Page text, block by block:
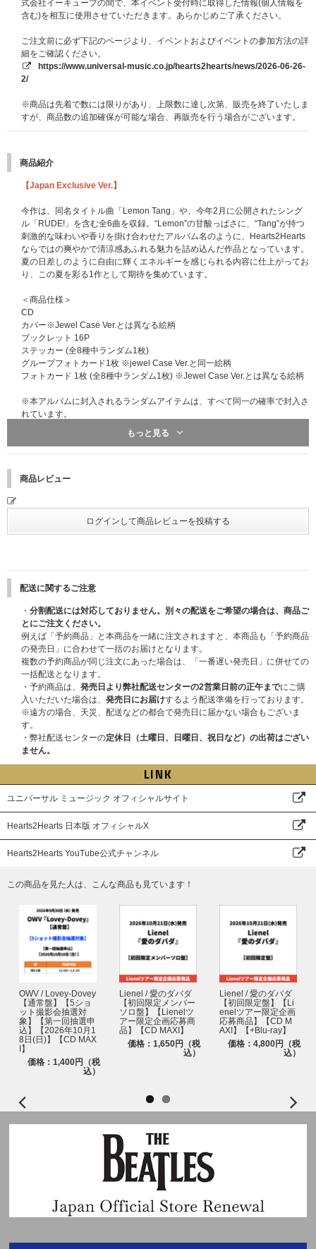
可
・高等専門学校は可
・デジタル学生証は不可
・顔写真付でないものに、ご自身で写真を貼付したものや、貼付したと思わ
れるものは不可
・在学証明書は不可
・学校より顔写真付き学生証・生徒手帳・生徒証明書・身分証明書が発行さ
れない学生＜高校生まで＞に限り、下記2点をお持ちであれば可。その他の
行の身分証明書でも可(在学証明書は不可)
※ただし、生徒氏名記入欄がないものや、記入欄に名前の記入のないものは
不可
・住民票は(世帯全員)が記載されているものに限る。(世帯の一部)は不可、
個人番号記載のものは見えないように保護した上でご提示ください。
※上記『顔写真付きの指定身分証』以外の顔写真付の特殊技術免許証や仮の
運転免許証、社員証、健康保険証などをご持参いただいてもご参加できませ
ん。必ず上記で指定されている【1】～【5】の『顔写真付きの指定身分
証』を1点ご持参ください。
※マイナンバーカードの個人番号等は見えないように保護した上でご提示く
ださい。
※障害者手帳については、氏名、住所、顔写真記載のページをご提示くださ
い。
▼外国籍の方について
※外国籍の方は必ず、明確に本人と確認できる【1】パスポート、【3】特
別永住者証明書または在留カード、【5】マイナンバーカード (※通知カー
ドは不可)を必ずお持ちください。
※上記以外のご本人様確認書類をお持ちいただいても、ご参加いただくこと
はできません。
※身分証の偽造、写真の貼り換えなど不正が発覚した場合は、別日の参加権
利をお持ちでも、当イベントへの参加は一切お断りいたします。また今後開
※顔写真の有無に関係なく、学校より学生証・生徒手帳・生徒証明書・身分
証明書が発行されない学生は、必ず上記で指定されている【1】～【5】の
※主催者が指定する『顔写真付きの指定身分証明書』の発行に必要な期間や
費用は、各公的機関へお問い合わせください。
※主催者が指定する『顔写真付きの指定身分証明書』は、イベント当日まで
催されるイベント等でも実施されることがありますので、この機会に事前の
※『顔写真付き指定身分証明書』のお忘れ、紛失、不備などによりご本人様
確認ができない場合は、ご参加をお断りさせていただきます。あらかじめご
了承ください。
■電子チケットについて
本イベントは「ticket board」の「電子チケット」を採用しています。
ご参加にあたり、「電子チケット」1枚につき、1台のスマートフォン(タブ
レット含む)が必要となります。
ご予約、ご購入と同時に自動エントリーとなるため、ticket boardへの会員
登録(無料)は不要ですが、ticket board＜@tickebo.jp＞からのメールが受信
できるように、ご利用端末の受信設定をしておいてください。
【ticket boardウェブサイト】
ticket boardのマイページにログインする際は、ご購入時にストアで登録さ
れた「メールアドレス」および「電話番号」の入力が必要です。
※ticket boardのマイページへは電子チケットが発券される前日(予定)よりロ
グイン可能となります。
※必ずお一人様につき、1つのメールアドレスをご使用ください。複数の方
が同じメールアドレスをご使用されるとticket boardからのメールが届かな
くなります。また、マイページへのログインもできなくなりますので、ご注
意ください。
を除く)をご使用ください。
＜電子チケット発券について＞
『電子チケット』は＜イベント前日20:00頃＞にticket boardより発券メール
にてご案内いたします。
※ticket boardのマイページからもご確認いただけます。
※『電子チケット』が発券されましたらすぐにダウンロードいただき、お手
元に『電子チケット』のご準備をお願いいたします。
※イベントはご参加される方お一人様につき、1台のスマートフォン(タブレ
ット含む)が必要になります。
※スマートフォン・タブレット(一部機種を除く)をお持ちでない方はイベン
トへご参加いただけません。あらかじめご了承ください。
※『電子チケット』での入場は、スマートフォン・タブレット(一部機種を
除く)を使っての入場です。事前にしっかりとスマートフォン・タブレット
(一部機種を除く)の充電や起動等のチェックをお願いします。スマートフォ
ン・タブレット(一部機種を除く)の充電切れ・故障等の対応はいたしかねま
※『電子チケット』が配信されましたらすぐにダウンロードいただき、イベ
ント当日はお手元に『電子チケット』のご準備をお願いいたします。
式会社イーキューブの間で、本イベント受付時に取得した情報(個人情報を
含む)を相互に使用させていただきます。あらかじめご了承ください。
ご注文前に必ず下記のページより、イベントおよびイベントの参加方法の詳
細をご確認ください。
https://www.universal-music.co.jp/hearts2hearts/news/2026-06-26-
2/
※商品は先着で数には限りがあり、上限数に達し次第、販売を終了いたしま
すが、商品数の追加確保が可能な場合、再販売を行う場合がございます。
商品紹介
【Japan Exclusive Ver.】
今作は、同名タイトル曲「Lemon Tang」や、今年2月に公開されたシング
ル「RUDE!」を含む全6曲を収録。“Lemon”の甘酸っぱさに、“Tang”が持つ
刺激的な味わいや香りを掛け合わせたアルバム名のように、Hearts2Hearts
ならではの爽やかで清涼感あふれる魅力を詰め込んだ作品となっています。
夏の日差しのように自由に輝くエネルギーを感じられる内容に仕上がってお
り、この夏を彩る1作として期待を集めています。
＜商品仕様＞
CD
カバー※Jewel Case Ver.とは異なる絵柄
ブックレット 16P
ステッカー (全8種中ランダム1枚)
グループフォトカード1枚 ※jewel Case Ver.と同一絵柄
フォトカード 1枚 (全8種中ランダム1枚) ※Jewel Case Ver.とは異なる絵柄
※本アルバムに封入されるランダムアイテムは、すべて同一の確率で封入さ
れています。
もっと見る
商品レビュー
配送に関するご注意
・ 分割配送には対応しておりません。別々の配送をご希望の場合は、商品ご
とにご注文ください。
例えば「予約商品」と本商品を一緒に注文されますと、本商品も「予約商品
の発売日」に合わせて一括のお届けとなります。
複数の予約商品が同じ注文にあった場合は、「一番遅い発売日」に併せての
一括配送となります。
・予約商品は、 発売日より弊社配送センターの2営業日前の正午までにご購
入いただいた場合は、 発売日にお届けするよう配送準備を行っております。
※遠方の場合、天災、配送などの都合で発売日に届かない場合もございま
す。
・弊社配送センターの定休日（土曜日、日曜日、祝日など）の出荷はござい
ません。
LINK
ユニバーサル ミュージック オフィシャルサイト
Hearts2Hearts 日本版 オフィシャルX
Hearts2Hearts YouTube公式チャンネル
この商品を見た人は、こんな商品も見ています！
OWV / Lovey-Dovey
【通常盤】【5ショ
ット撮影会抽選対
象】【第一回抽選申
込】【2026年10月1
8日(日)】【CD MAX
I】
価格：1,400円（税
込）
Lienel / 愛のダバダ
【初回限定メンバー
ソロ盤】【Lienelツ
アー限定企画応募商
品】【CD MAXI】
価格：1,650円（税
込）
Lienel / 愛のダバダ
【初回限定盤】【Li
enelツアー限定企画
応募商品】【CD M
AXI】【+Blu-ray】
価格：4,800円（税
込）